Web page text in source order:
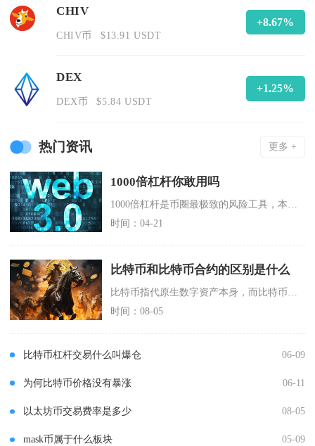
CHIV
CHIV币 $13.91 USDT
+8.67%
DEX
DEX币 $5.84 USDT
+1.25%
热门资讯 更多 +
1000倍杠杆你敢用吗
时间：04-21
比特币和比特币合约的区别是什么
时间：08-05
比特币杠杆交易什么叫爆仓 06-09
为何比特币价格没有暴涨 06-11
以太坊币交易费率是多少 08-05
mask币属于什么板块 05-09